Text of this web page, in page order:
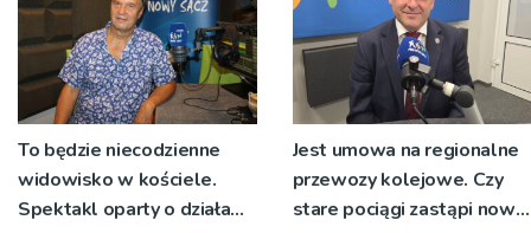
To będzie niecodzienne
widowisko w kościele.
Spektakl oparty o działa
Jest umowa na regionalne
przewozy kolejowe. Czy
stare pociągi zastąpi nowy